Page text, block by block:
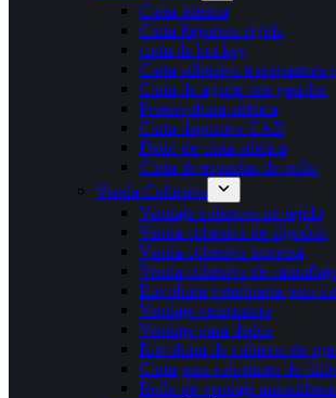
Cinta atlética
Cinta flejadora rígida
cinta de hockey
Cinta adhesiva transparente
Cinta de agarre con gancho
Preenvoltura atlética
Cinta deportiva EAB
Dedo de cinta atlética
Cinta de espuelas de pollo
Venda Cohesiva
Vendaje cohesivo no tejido
Venda cohesiva de algodón
Venda cohesiva impresa
Venda cohesiva de camuflaje
Envoltura veterinaria para
Vendaje veterinario
Vendaje para dedos
Envoltura de cubierta de
Cinta para calcetines de
Rollo de vendaje